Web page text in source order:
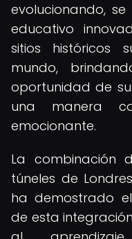
evolucionando,
educativo
sitios históricos
mundo,
oportunidad de
una manera
emocionante.
La combinación
túneles de
ha demostrado
de esta